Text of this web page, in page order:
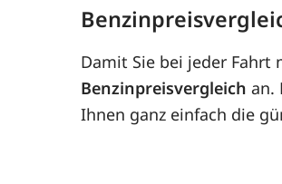
Damit Sie bei jeder
Benzinpreisvergleich an.
Ihnen ganz einfach die